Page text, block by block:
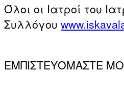
Όλοι οι Ιατροί του
Συλλόγου
ΕΜΠΙΣΤΕΥΟΜΑΣΤΕ